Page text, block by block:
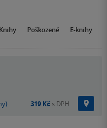
Knihy Poškozené E-knihy
319 Kč s DPH